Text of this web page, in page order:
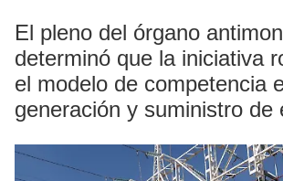
El pleno del órgano
determinó que la iniciativa
el modelo de competencia
generación y suministro de